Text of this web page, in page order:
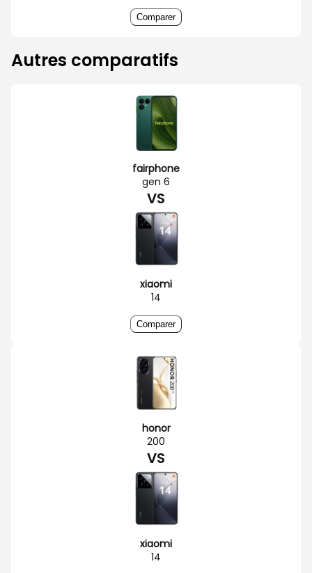
Comparer
Autres comparatifs
fairphone
gen 6
VS
xiaomi
14
Comparer
honor
200
VS
xiaomi
14